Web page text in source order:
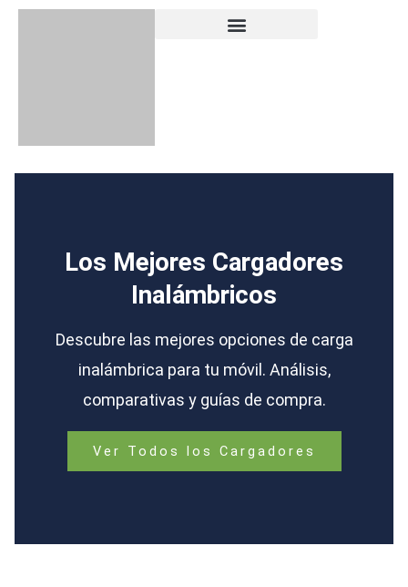
Skip
Los Mejores Cargadores
Inalámbricos
Descubre las mejores opciones de carga
inalámbrica para tu móvil. Análisis,
comparativas y guías de compra.
Ver Todos los Cargadores